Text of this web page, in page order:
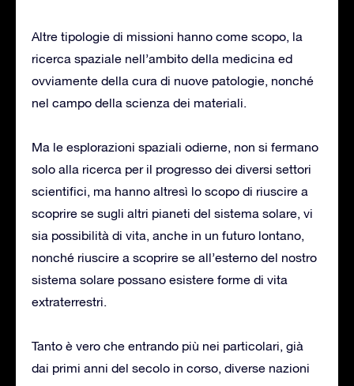
Altre tipologie di missioni hanno come scopo, la
ricerca spaziale nell’ambito della medicina ed
ovviamente della cura di nuove patologie, nonché
nel campo della scienza dei materiali.
Ma le esplorazioni spaziali odierne, non si fermano
solo alla ricerca per il progresso dei diversi settori
scientifici, ma hanno altresì lo scopo di riuscire a
scoprire se sugli altri pianeti del sistema solare, vi
sia possibilità di vita, anche in un futuro lontano,
nonché riuscire a scoprire se all’esterno del nostro
sistema solare possano esistere forme di vita
extraterrestri.
Tanto è vero che entrando più nei particolari, già
dai primi anni del secolo in corso, diverse nazioni